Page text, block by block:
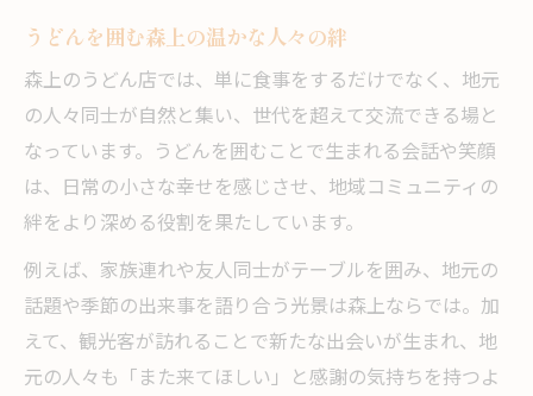
うどんを囲む森上の温かな人々の絆
森上のうどん店では、単に食事をするだけでなく、地元
の人々同士が自然と集い、世代を超えて交流できる場と
なっています。うどんを囲むことで生まれる会話や笑顔
は、日常の小さな幸せを感じさせ、地域コミュニティの
絆をより深める役割を果たしています。
例えば、家族連れや友人同士がテーブルを囲み、地元の
話題や季節の出来事を語り合う光景は森上ならでは。加
えて、観光客が訪れることで新たな出会いが生まれ、地
元の人々も「また来てほしい」と感謝の気持ちを持つよ